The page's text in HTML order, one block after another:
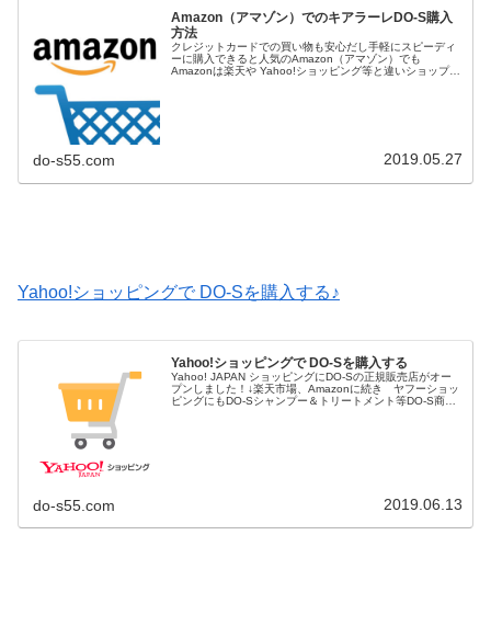
Amazon（アマゾン）でのキアラーレDO-S購入
方法
クレジットカードでの買い物も安心だし手軽にスピーディ
ーに購入できると人気のAmazon（アマゾン）でも
Amazonは楽天や Yahoo!ショッピング等と違いショップ
do-s55.com 2019.05.27
Yahoo!ショッピングで DO-Sを購入する♪
Yahoo!ショッピングで DO-Sを購入する
Yahoo! JAPAN ショッピングにDO-Sの正規販売店がオー
プンしました！↓楽天市場、Amazonに続き ヤフーショッ
ピングにもDO-Sシャンプー＆トリートメント等DO-S商品
do-s55.com 2019.06.13